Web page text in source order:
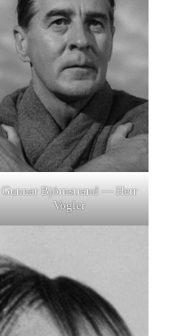
Gunnar Björnstrand — Herr
Vogler